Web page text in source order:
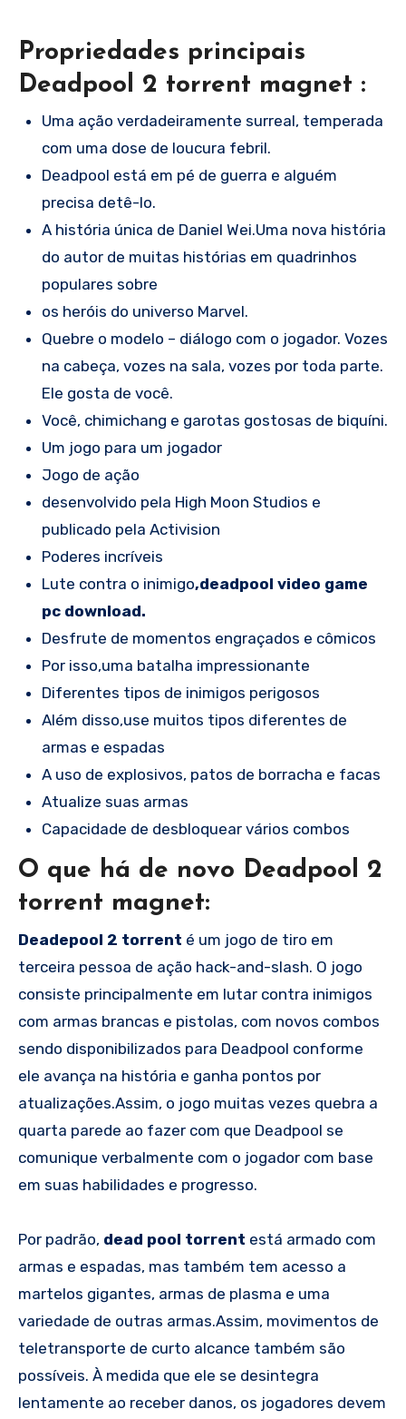
Propriedades principais
Deadpool 2 torrent magnet :
Uma ação verdadeiramente surreal, temperada
com uma dose de loucura febril.
Deadpool está em pé de guerra e alguém
precisa detê-lo.
A história única de Daniel Wei.Uma nova história
do autor de muitas histórias em quadrinhos
populares sobre
os heróis do universo Marvel.
Quebre o modelo – diálogo com o jogador. Vozes
na cabeça, vozes na sala, vozes por toda parte.
Ele gosta de você.
Você, chimichang e garotas gostosas de biquíni.
Um jogo para um jogador
Jogo de ação
desenvolvido pela High Moon Studios e
publicado pela Activision
Poderes incríveis
Lute contra o inimigo,deadpool video game
pc download.
Desfrute de momentos engraçados e cômicos
Por isso,uma batalha impressionante
Diferentes tipos de inimigos perigosos
Além disso,use muitos tipos diferentes de
armas e espadas
A uso de explosivos, patos de borracha e facas
Atualize suas armas
Capacidade de desbloquear vários combos
O que há de novo Deadpool 2
torrent magnet:
Deadepool 2 torrent é um jogo de tiro em
terceira pessoa de ação hack-and-slash. O jogo
consiste principalmente em lutar contra inimigos
com armas brancas e pistolas, com novos combos
sendo disponibilizados para Deadpool conforme
ele avança na história e ganha pontos por
atualizações.Assim, o jogo muitas vezes quebra a
quarta parede ao fazer com que Deadpool se
comunique verbalmente com o jogador com base
em suas habilidades e progresso.
Por padrão, dead pool torrent está armado com
armas e espadas, mas também tem acesso a
martelos gigantes, armas de plasma e uma
variedade de outras armas.Assim, movimentos de
teletransporte de curto alcance também são
possíveis. À medida que ele se desintegra
lentamente ao receber danos, os jogadores devem